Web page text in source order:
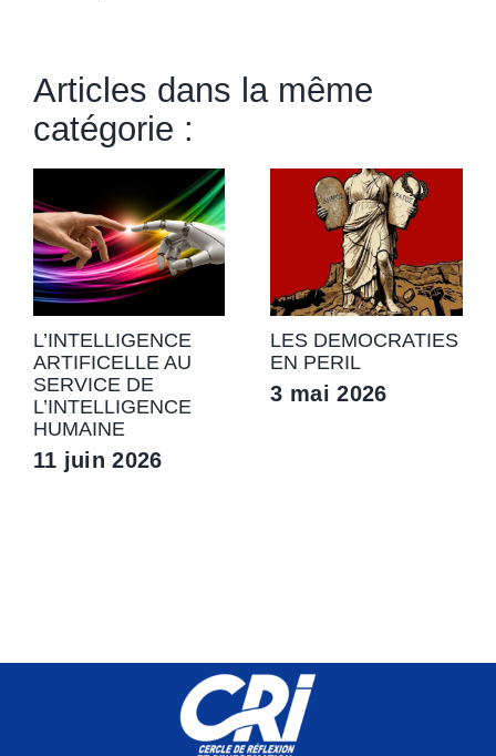
Articles dans la même
catégorie :
L’INTELLIGENCE
ARTIFICELLE AU
SERVICE DE
L’INTELLIGENCE
HUMAINE
11 juin 2026
LES DEMOCRATIES
EN PERIL
3 mai 2026